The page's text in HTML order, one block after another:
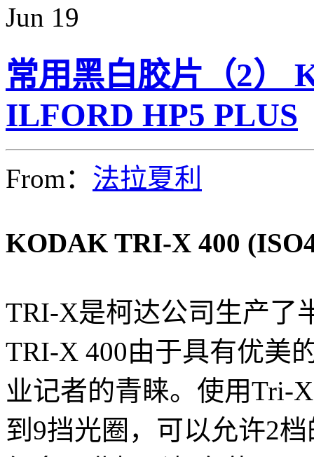
Jun 19
常用黑白胶片（2）
ILFORD HP5 PLUS
From： 法拉夏利
KODAK TRI-X 400
TRI-X是柯达公司生产了
TRI-X 400由于具有优美
业记者的青睐。使用Tri-
到9挡光圈，可以允许2